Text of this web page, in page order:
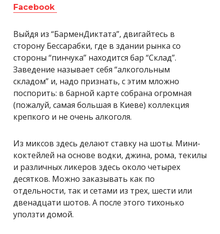
Facebook
Выйдя из “БарменДиктата”, двигайтесь в
сторону Бессарабки, где в здании рынка со
стороны “пинчука” находится бар “Склад”.
Заведение называет себя “алкогольным
складом” и, надо признать, с этим мложно
поспорить: в барной карте собрана огромная
(пожалуй, самая большая в Киеве) коллекция
крепкого и не очень алкоголя.
Из миксов здесь делают ставку на шоты. Мини-
коктейлей на основе водки, джина, рома, текилы
и различных ликеров здесь около четырех
десятков. Можно заказывать как по
отдельности, так и сетами из трех, шести или
двенадцати шотов. А после этого тихонько
уползти домой.